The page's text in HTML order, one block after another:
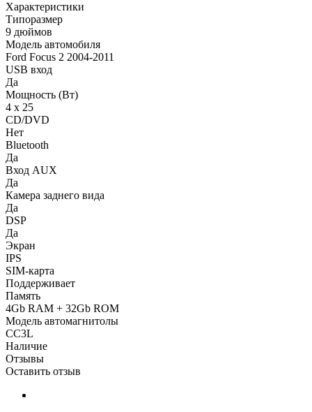
Характеристики
Типоразмер
9 дюймов
Модель автомобиля
Ford Focus 2 2004-2011
USB вход
Да
Мощность (Вт)
4 х 25
CD/DVD
Нет
Bluetooth
Да
Вход AUX
Да
Камера заднего вида
Да
DSP
Да
Экран
IPS
SIM-карта
Поддерживает
Память
4Gb RAM + 32Gb ROM
Модель автомагнитолы
CC3L
Наличие
Отзывы
Оставить отзыв